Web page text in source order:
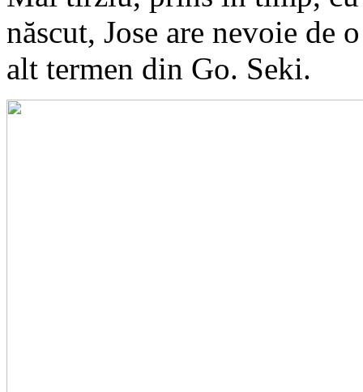
născut, Jose are nevoie de
alt termen din Go. Seki.